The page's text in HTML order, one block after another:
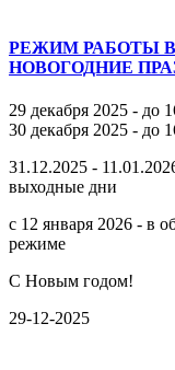
РЕЖИМ РАБОТЫ В
НОВОГОДНИЕ
29 декабря 2025 - до
30 декабря 2025 - до
31.12.2025 -
выходные дни
с 12 января 2026 - в
режиме
С Новым годом!
29-12-2025